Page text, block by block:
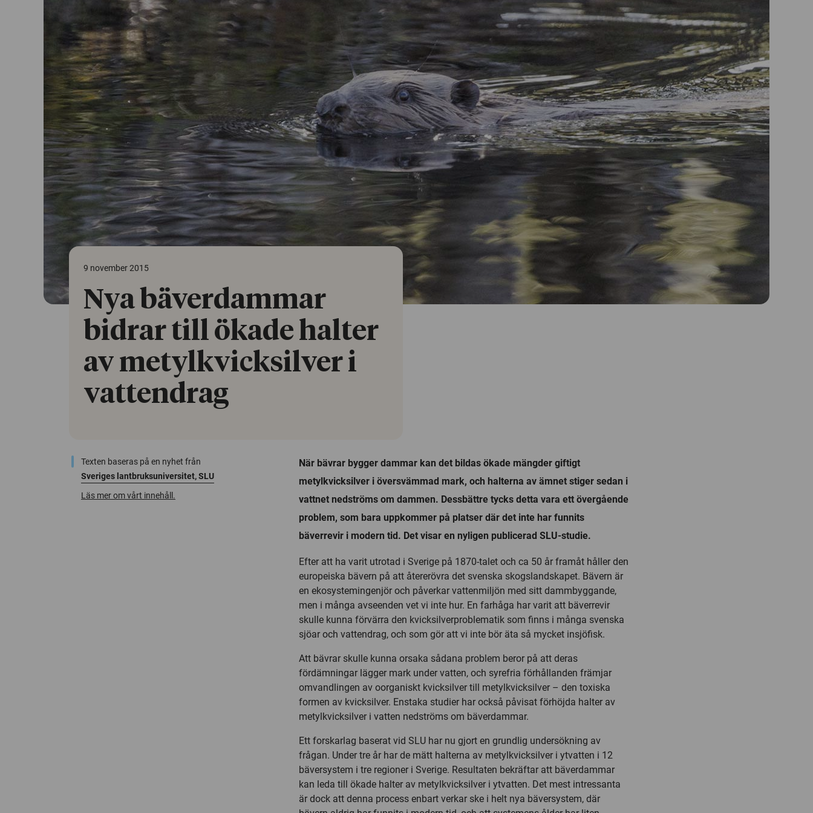
9 november 2015
Nya bäverdammar
bidrar till ökade halter
av metylkvicksilver i
vattendrag
Texten baseras på en nyhet från
Sveriges lantbruksuniversitet, SLU
Läs mer om vårt innehåll.
När bävrar bygger dammar kan det bildas ökade mängder giftigt
metylkvicksilver i översvämmad mark, och halterna av ämnet stiger sedan i
vattnet nedströms om dammen. Dessbättre tycks detta vara ett övergående
problem, som bara uppkommer på platser där det inte har funnits
bäverrevir i modern tid. Det visar en nyligen publicerad SLU-studie.
Efter att ha varit utrotad i Sverige på 1870-talet och ca 50 år framåt håller den
europeiska bävern på att återerövra det svenska skogslandskapet. Bävern är
en ekosystemingenjör och påverkar vattenmiljön med sitt dammbyggande,
men i många avseenden vet vi inte hur. En farhåga har varit att bäverrevir
skulle kunna förvärra den kvicksilverproblematik som finns i många svenska
sjöar och vattendrag, och som gör att vi inte bör äta så mycket insjöfisk.
Att bävrar skulle kunna orsaka sådana problem beror på att deras
fördämningar lägger mark under vatten, och syrefria förhållanden främjar
omvandlingen av oorganiskt kvicksilver till metylkvicksilver – den toxiska
formen av kvicksilver. Enstaka studier har också påvisat förhöjda halter av
metylkvicksilver i vatten nedströms om bäverdammar.
Ett forskarlag baserat vid SLU har nu gjort en grundlig undersökning av
frågan. Under tre år har de mätt halterna av metylkvicksilver i ytvatten i 12
bäversystem i tre regioner i Sverige. Resultaten bekräftar att bäverdammar
kan leda till ökade halter av metylkvicksilver i ytvatten. Det mest intressanta
är dock att denna process enbart verkar ske i helt nya bäversystem, där